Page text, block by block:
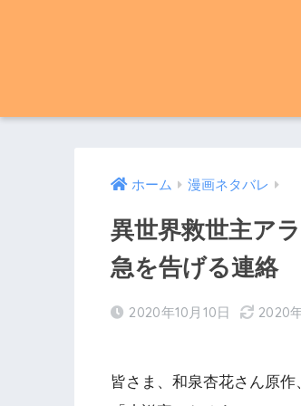
ホーム 漫画ネタバレ
異世界救世主ア
急を告げる連絡
2020年10月10日 2020
皆さま、和泉杏花さん原作